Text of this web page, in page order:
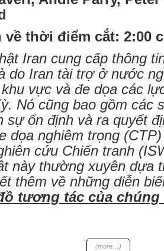
thời điểm cắt: 2:00
Iran cung cấp thông
do Iran tài trợ ở nước
vực và đe dọa các
Nó cũng bao gồm các
sự ổn định và ra quyết
dọa nghiêm trọng
cứu Chiến tranh
này thường xuyên dựa
thêm về những diễn
tương tác của chúng
(more…)